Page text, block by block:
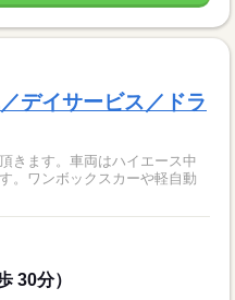
デイサービス／ドラ
きます。車両はハイエース中
。ワンボックスカーや軽自動
30分）